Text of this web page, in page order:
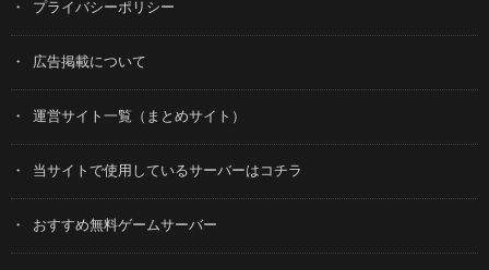
プライバシーポリシー
広告掲載について
運営サイト一覧（まとめサイト）
当サイトで使用しているサーバーはコチラ
おすすめ無料ゲームサーバー